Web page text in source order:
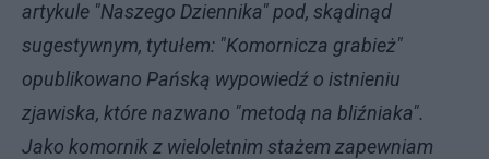
artykule "Naszego Dziennika" pod, skądinąd
sugestywnym, tytułem: "Komornicza grabież"
opublikowano Pańską wypowiedź o istnieniu
zjawiska, które nazwano "metodą na bliźniaka".
Jako komornik z wieloletnim stażem zapewniam